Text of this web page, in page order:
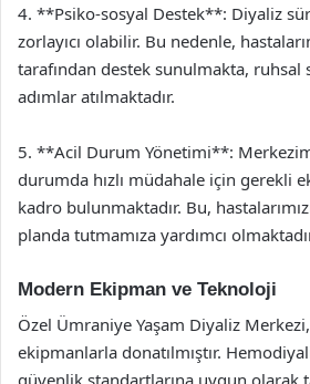
4. **Psiko-sosyal Destek**: Diyaliz
zorlayıcı olabilir. Bu nedenle,
tarafından destek sunulmakta, ruhsal
adımlar atılmaktadır.
5. **Acil Durum Yönetimi**:
durumda hızlı müdahale için gerekli
kadro bulunmaktadır. Bu,
planda tutmamıza yardımcı
Modern Ekipman ve Teknoloji
Özel Ümraniye Yaşam Diyaliz
ekipmanlarla donatılmıştır.
güvenlik standartlarına uygun olarak